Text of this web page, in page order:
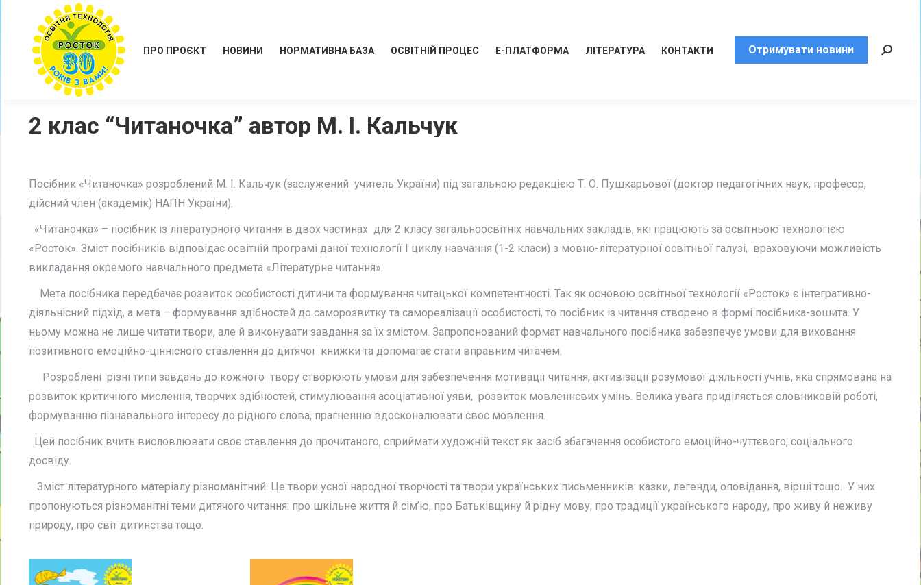
ПРО ПРОЄКТ НОВИНИ НОРМАТИВНА БАЗА ОСВІТНІЙ ПРОЦЕС Е-ПЛАТФОРМА ЛІТЕРАТУРА КОНТАКТИ Отримувати новини Пошук:
2 клас “Читаночка” автор М. І. Кальчук
Посібник «Читаночка» розроблений М. І. Кальчук (заслужений учитель України) під загальною редакцією Т. О. Пушкарьової (доктор педагогічних наук, професор,
дійсний член (академік) НАПН України).
«Читаночка» – посібник із літературного читання в двох частинах для 2 класу загальноосвітніх навчальних закладів, які працюють за освітньою технологією
«Росток». Зміст посібників відповідає освітній програмі даної технології І циклу навчання (1-2 класи) з мовно-літературної освітньої галузі, враховуючи можливість
викладання окремого навчального предмета «Літературне читання».
Мета посібника передбачає розвиток особистості дитини та формування читацької компетентності. Так як основою освітньої технології «Росток» є інтегративно-
діяльнісний підхід, а мета – формування здібностей до саморозвитку та самореалізації особистості, то посібник із читання створено в формі посібника-зошита. У
ньому можна не лише читати твори, але й виконувати завдання за їх змістом. Запропонований формат навчального посібника забезпечує умови для виховання
позитивного емоційно-ціннісного ставлення до дитячої книжки та допомагає стати вправним читачем.
Розроблені різні типи завдань до кожного твору створюють умови для забезпечення мотивації читання, активізації розумової діяльності учнів, яка спрямована на
розвиток критичного мислення, творчих здібностей, стимулювання асоціативної уяви, розвиток мовленнєвих умінь. Велика увага приділяється словниковій роботі,
формуванню пізнавального інтересу до рідного слова, прагненню вдосконалювати своє мовлення.
Цей посібник вчить висловлювати своє ставлення до прочитаного, сприймати художній текст як засіб збагачення особистого емоційно-чуттєвого, соціального
досвіду.
Зміст літературного матеріалу різноманітний. Це твори усної народної творчості та твори українських письменників: казки, легенди, оповідання, вірші тощо. У них
пропонуються різноманітні теми дитячого читання: про шкільне життя й сім’ю, про Батьківщину й рідну мову, про традиції українського народу, про живу й неживу
природу, про світ дитинства тощо.